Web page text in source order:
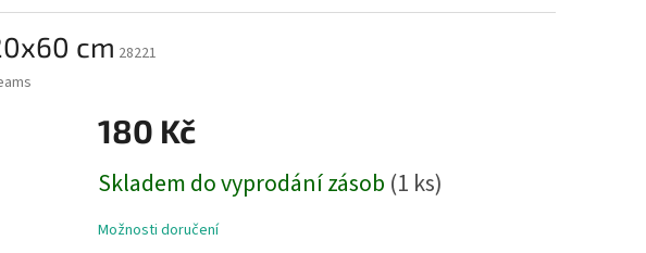
cm 28221
180 Kč
cena:
Skladem do vyprodání zásob (1 ks)
Možnosti doručení